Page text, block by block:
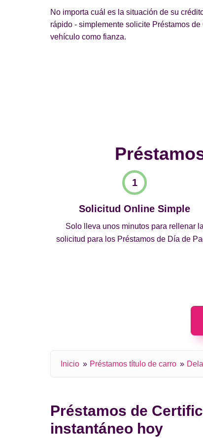
No importa cuál es la situación de su
rápido - simplemente solicite Préstamos
vehículo como fianza.
Solicitud Online Simple
Solo lleva unos minutos para rellenar la
solicitud para los Préstamos de Día de
Inicio Préstamos título de carro
Préstamos de
instantáneo hoy